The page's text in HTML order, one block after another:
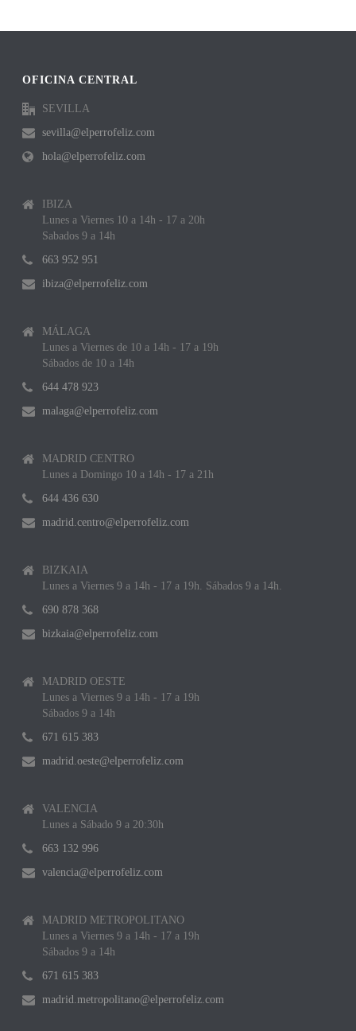
OFICINA CENTRAL
SEVILLA
sevilla@elperrofeliz.com
hola@elperrofeliz.com
IBIZA
Lunes a Viernes 10 a 14h - 17 a 20h
Sabados 9 a 14h
663 952 951
ibiza@elperrofeliz.com
MÁLAGA
Lunes a Viernes de 10 a 14h - 17 a 19h
Sábados de 10 a 14h
644 478 923
malaga@elperrofeliz.com
MADRID CENTRO
Lunes a Domingo 10 a 14h - 17 a 21h
644 436 630
madrid.centro@elperrofeliz.com
BIZKAIA
Lunes a Viernes 9 a 14h - 17 a 19h. Sábados 9 a 14h.
690 878 368
bizkaia@elperrofeliz.com
MADRID OESTE
Lunes a Viernes 9 a 14h - 17 a 19h
Sábados 9 a 14h
671 615 383
madrid.oeste@elperrofeliz.com
VALENCIA
Lunes a Sábado 9 a 20:30h
663 132 996
valencia@elperrofeliz.com
MADRID METROPOLITANO
Lunes a Viernes 9 a 14h - 17 a 19h
Sábados 9 a 14h
671 615 383
madrid.metropolitano@elperrofeliz.com